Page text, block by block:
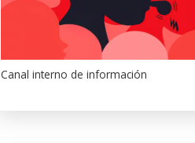
Canal interno de información